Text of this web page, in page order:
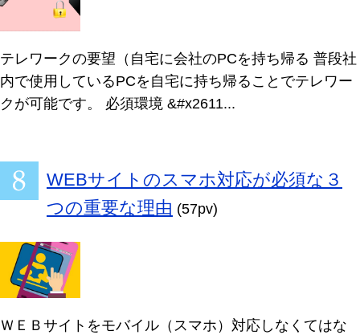
テレワークの要望（自宅に会社のPCを持ち帰る 普段社
内で使用しているPCを自宅に持ち帰ることでテレワー
クが可能です。 必須環境 &#x2611...
WEBサイトのスマホ対応が必須な３
つの重要な理由 (57pv)
ＷＥＢサイトをモバイル（スマホ）対応しなくてはな